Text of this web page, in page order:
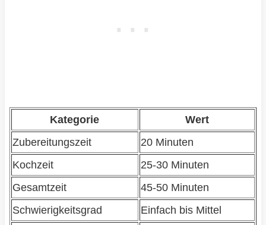
Kategorie
Wert
Zubereitungszeit
20 Minuten
Kochzeit
25-30 Minuten
Gesamtzeit
45-50 Minuten
Schwierigkeitsgrad
Einfach bis Mittel